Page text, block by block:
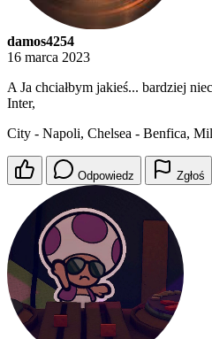
damos4254
16 marca 2023
A Ja chciałbym jakieś... bardziej
Inter,
City - Napoli, Chelsea - Benfica,
Odpowiedz Zgłoś